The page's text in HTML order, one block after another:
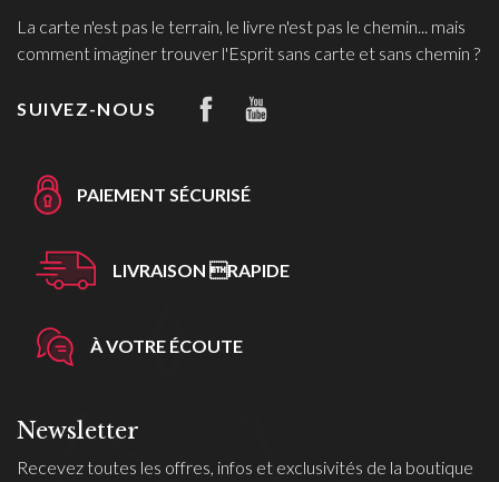
La carte n'est pas le terrain, le livre n'est pas le chemin... mais
comment imaginer trouver l'Esprit sans carte et sans chemin ?
SUIVEZ-NOUS
PAIEMENT SÉCURISÉ
LIVRAISON RAPIDE
À VOTRE ÉCOUTE
Newsletter
Recevez toutes les offres, infos et exclusivités de la boutique